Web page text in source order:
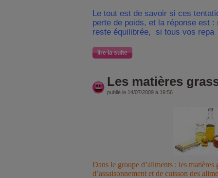
Le tout est de savoir si ces
perte de poids, et la réponse est
reste équilibrée,
si tous vos repa
lire la suite
Les matières
publié le 14/07/2009 à 19:56
Dans le groupe d’aliments : les matières
d’assaisonnement et de cuisson des